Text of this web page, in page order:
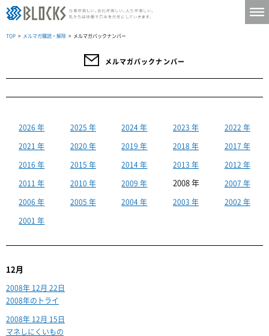
TOP > メルマガ購読・解除 > メルマガバックナンバー
メルマガバックナンバー
2026 年 2025 年 2024 年 2023 年 2022 年
2021 年 2020 年 2019 年 2018 年 2017 年
2016 年 2015 年 2014 年 2013 年 2012 年
2011 年 2010 年 2009 年 2008 年 2007 年
2006 年 2005 年 2004 年 2003 年 2002 年
2001 年
12月
2008年 12月 22日
2008年のトライ
2008年 12月 15日
マネしにくいもの